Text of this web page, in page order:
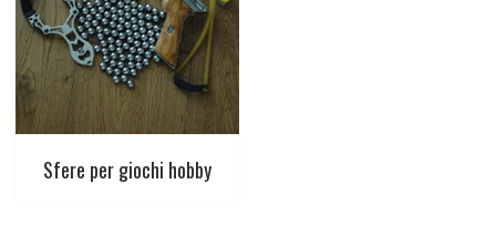
Sfere per giochi hobby